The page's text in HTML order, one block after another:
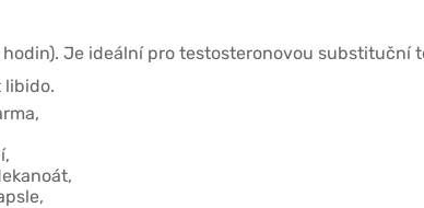
Je ideální pro testosteronovou substituční
libido.